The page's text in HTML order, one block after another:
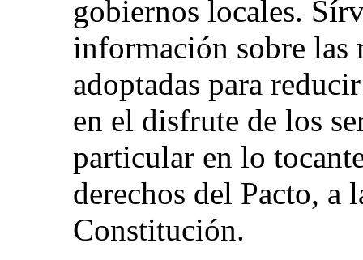
gobiernos locales.
información sobre las
adoptadas para
en el disfrute de los
particular en lo
derechos del Pacto,
Constitución.